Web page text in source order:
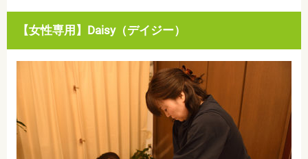
【女性専用】Daisy（デイジー）